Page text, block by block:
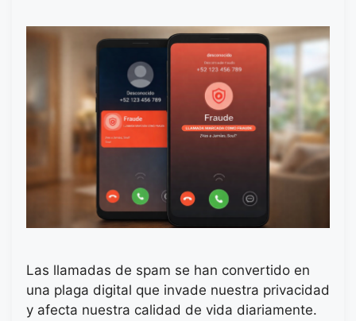
Las llamadas de spam se han convertido en
una plaga digital que invade nuestra privacidad
y afecta nuestra calidad de vida diariamente.